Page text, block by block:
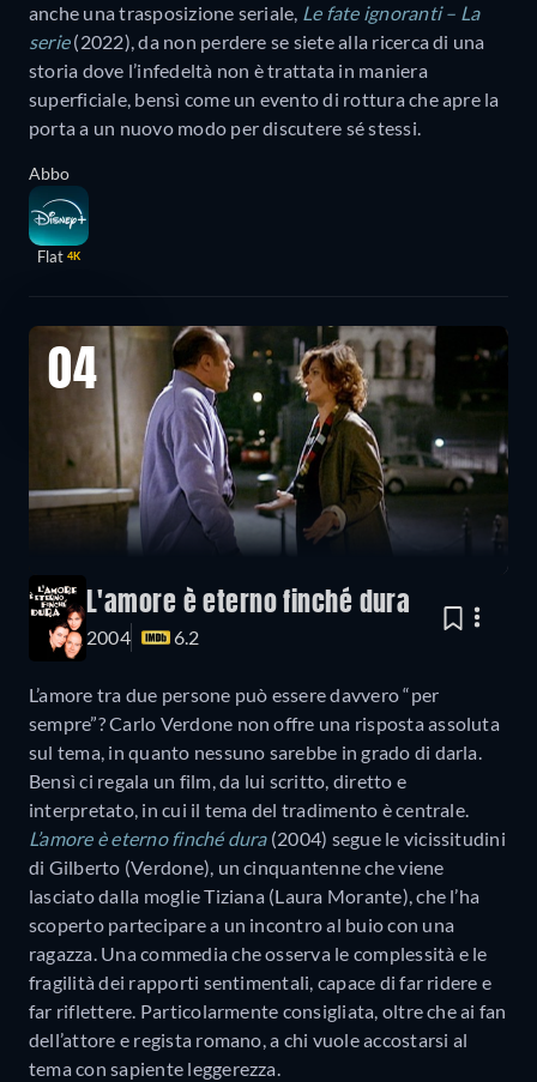
anche una trasposizione seriale, Le fate ignoranti – La
serie(2022), da non perdere se siete alla ricerca di una
storia dove l’infedeltà non è trattata in maniera
superficiale, bensì come un evento di rottura che apre la
porta a un nuovo modo per discutere sé stessi.
Abbo
Flat 4K
04
L'amore è eterno finché dura
2004 6.2
L’amore tra due persone può essere davvero “per
sempre”? Carlo Verdone non offre una risposta assoluta
sul tema, in quanto nessuno sarebbe in grado di darla.
Bensì ci regala un film, da lui scritto, diretto e
interpretato, in cui il tema del tradimento è centrale.
L’amore è eterno finché dura(2004) segue le vicissitudini
di Gilberto (Verdone), un cinquantenne che viene
lasciato dalla moglie Tiziana (Laura Morante), che l’ha
scoperto partecipare a un incontro al buio con una
ragazza. Una commedia che osserva le complessità e le
fragilità dei rapporti sentimentali, capace di far ridere e
far riflettere. Particolarmente consigliata, oltre che ai fan
dell’attore e regista romano, a chi vuole accostarsi al
tema con sapiente leggerezza.